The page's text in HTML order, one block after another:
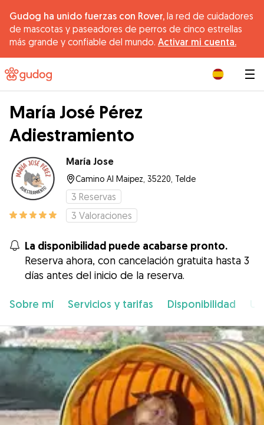
Gudog ha unido fuerzas con Rover, la red de cuidadores
de mascotas y paseadores de perros de cinco estrellas
más grande y confiable del mundo. Activar mi cuenta.
María José Pérez
Adiestramiento
María Jose
Camino Al Maipez, 35220, Telde
3 Reservas
3 Valoraciones
La disponibilidad puede acabarse pronto.
Reserva ahora, con cancelación gratuita hasta 3
días antes del inicio de la reserva.
Sobre mí Servicios y tarifas Disponibilidad